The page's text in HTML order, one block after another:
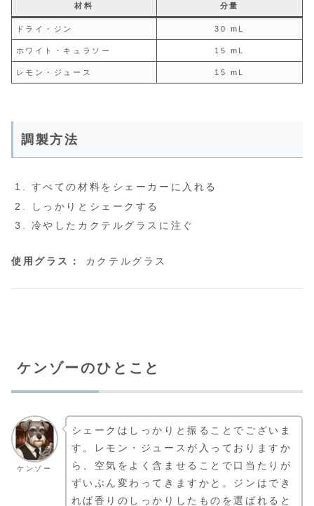
材料 分量
ドライ・ジン 30 mL
ホワイト・キュラソー 15 mL
レモン・ジュース 15 mL
調製方法
すべての材料をシェーカーに入れる
しっかりとシェークする
冷やしたカクテルグラスに注ぐ
使用グラス： カクテルグラス
ケンゾーのひとこと
ケンゾー
シェークはしっかりと振ることでございま
す。レモン・ジュースが入っておりますか
ら、空気をよく含ませることで口当たりが
ずいぶん変わってきますかと。ジンはでき
れば香りのしっかりしたものを選ばれると